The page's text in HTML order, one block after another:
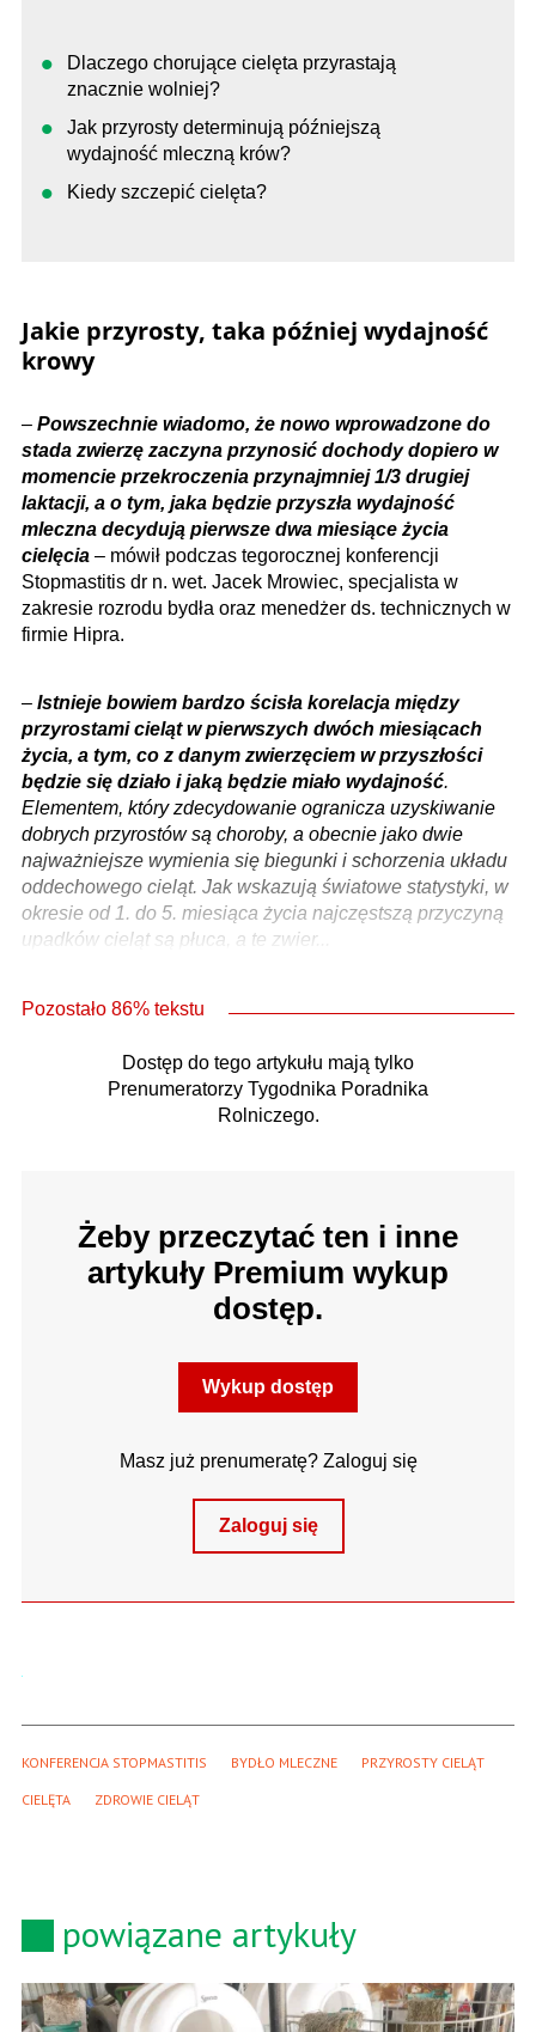
Dlaczego chorujące cielęta przyrastają
znacznie wolniej?
Jak przyrosty determinują późniejszą
wydajność mleczną krów?
Kiedy szczepić cielęta?
Jakie przyrosty, taka później wydajność
krowy
– Powszechnie wiadomo, że nowo wprowadzone do
stada zwierzę zaczyna przynosić dochody dopiero w
momencie przekroczenia przynajmniej 1/3 drugiej
laktacji, a o tym, jaka będzie przyszła wydajność
mleczna decydują pierwsze dwa miesiące życia
cielęcia – mówił podczas tegorocznej konferencji
Stopmastitis dr n. wet. Jacek Mrowiec, specjalista w
zakresie rozrodu bydła oraz menedżer ds. technicznych w
firmie Hipra.
– Istnieje bowiem bardzo ścisła korelacja między
przyrostami cieląt w pierwszych dwóch miesiącach
życia, a tym, co z danym zwierzęciem w przyszłości
będzie się działo i jaką będzie miało wydajność.
Elementem, który zdecydowanie ogranicza uzyskiwanie
dobrych przyrostów są choroby, a obecnie jako dwie
najważniejsze wymienia się biegunki i schorzenia układu
oddechowego cieląt. Jak wskazują światowe statystyki, w
okresie od 1. do 5. miesiąca życia najczęstszą przyczyną
upadków cieląt są płuca, a te zwier...
Pozostało 86% tekstu
Dostęp do tego artykułu mają tylko
Prenumeratorzy Tygodnika Poradnika
Rolniczego.
Żeby przeczytać ten i inne
artykuły Premium wykup
dostęp.
Wykup dostęp
Masz już prenumeratę? Zaloguj się
Zaloguj się
KONFERENCJA STOPMASTITIS BYDŁO MLECZNE PRZYROSTY CIELĄT
CIELĘTA ZDROWIE CIELĄT
powiązane artykuły